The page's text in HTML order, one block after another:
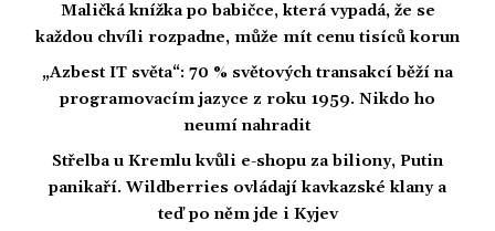
Maličká knížka po babičce, která vypadá, že se
každou chvíli rozpadne, může mít cenu tisíců korun
„Azbest IT světa“: 70 % světových transakcí běží na
programovacím jazyce z roku 1959. Nikdo ho
neumí nahradit
Střelba u Kremlu kvůli e-shopu za biliony, Putin
panikaří. Wildberries ovládají kavkazské klany a
teď po něm jde i Kyjev